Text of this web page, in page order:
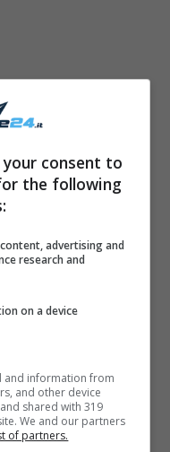
consent to
the following
advertising and
research and
on a device
and information from
and other device
shared with 319
We and our partners
of partners.